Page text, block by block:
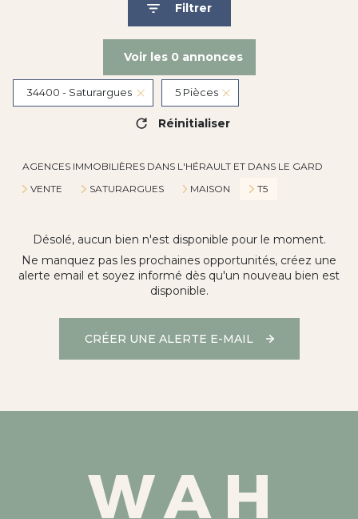
Filtrer
Voir les 0 annonces
34400 - Saturargues 5 Pièces
Réinitialiser
AGENCES IMMOBILIÈRES DANS L'HÉRAULT ET DANS LE GARD
VENTE
SATURARGUES MAISON T5
Désolé, aucun bien n'est disponible pour le moment.
Ne manquez pas les prochaines opportunités, créez une
alerte email et soyez informé dès qu'un nouveau bien est
disponible.
CRÉER UNE ALERTE E-MAIL